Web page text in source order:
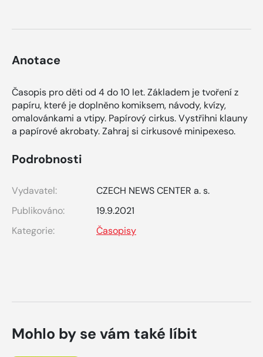
Anotace
Časopis pro děti od 4 do 10 let. Základem je tvoření z
papíru, které je doplněno komiksem, návody, kvízy,
omalovánkami a vtipy. Papírový cirkus. Vystřihni klauny
a papírové akrobaty. Zahraj si cirkusové minipexeso.
Podrobnosti
Vydavatel:
CZECH NEWS CENTER a. s.
Publikováno:
19.9.2021
Kategorie:
Časopisy
Mohlo by se vám také líbit